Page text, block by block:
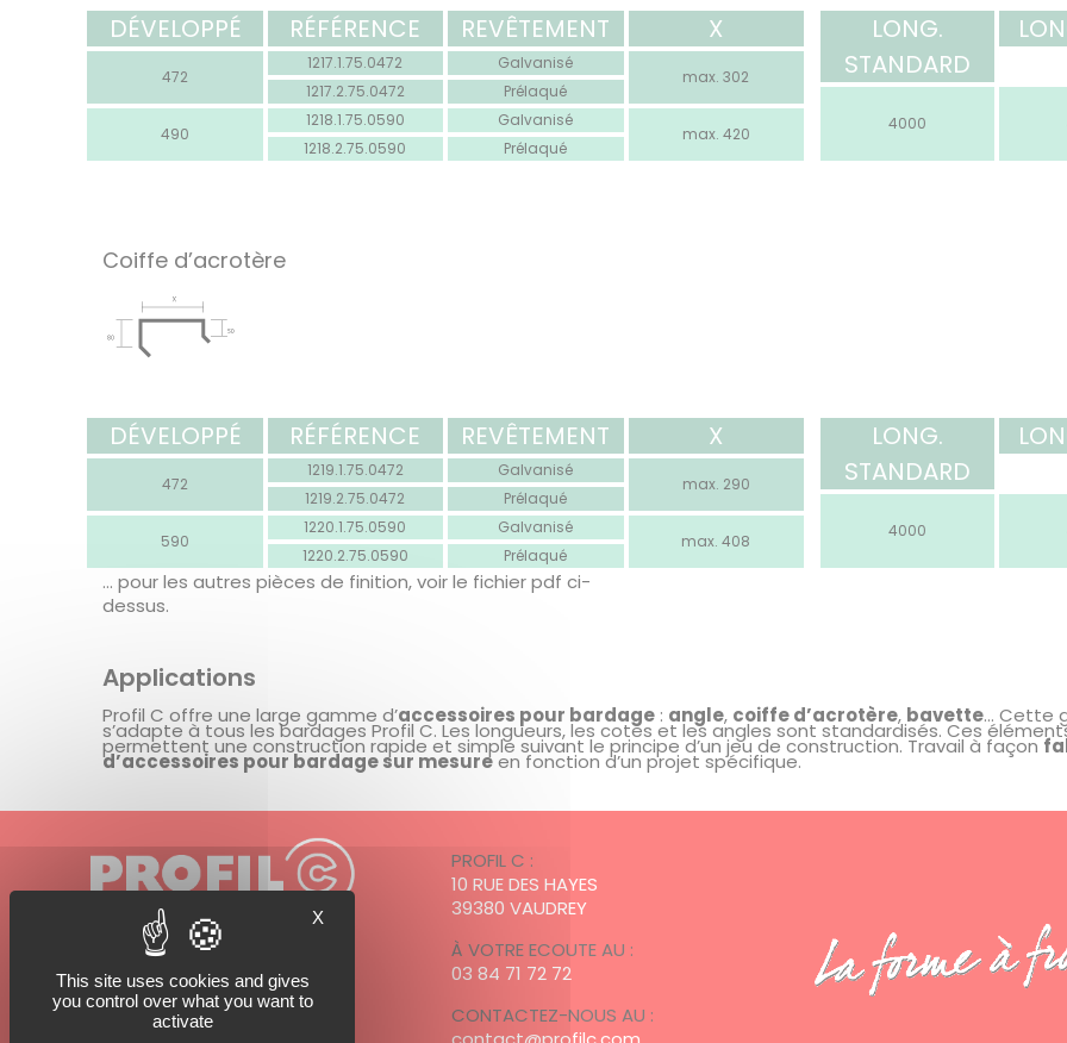
DÉVELOPPÉ RÉFÉRENCE REVÊTEMENT X
472
1217.1.75.0472
1217.2.75.0472
Galvanisé
Prélaqué
max. 302
490
1218.1.75.0590
1218.2.75.0590
Galvanisé
Prélaqué
max. 420
LONG.
STANDARD
4000
Coiffe d’acrotère
DÉVELOPPÉ RÉFÉRENCE REVÊTEMENT X
472
1219.1.75.0472
1219.2.75.0472
Galvanisé
Prélaqué
max. 290
590
1220.1.75.0590
1220.2.75.0590
Galvanisé
Prélaqué
max. 408
LONG.
STANDARD
4000
… pour les autres pièces de finition, voir le fichier pdf ci-
dessus.
Applications
Profil C offre une large gamme d’accessoires pour bardage : angle, coiffe d’acrotère, bavette… Cette
s’adapte à tous les bardages Profil C. Les longueurs, les cotes et les angles sont standardisés. Ces
permettent une construction rapide et simple suivant le principe d’un jeu de construction. Travail à façon
d’accessoires pour bardage sur mesureen fonction d’un projet spécifique.
PROFIL C est adhérent à
PROFIL C :
10 RUE DES HAYES
39380 VAUDREY
À VOTRE ECOUTE AU :
03 84 71 72 72
CONTACTEZ-NOUS AU :
X
This site uses cookies and gives
you control over what you want to
activate